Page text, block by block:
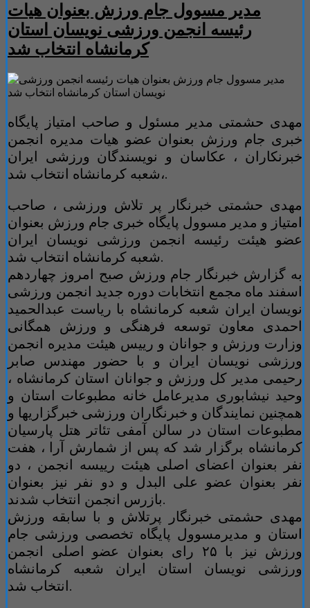
مدیر مسوول جام ورزش بعنوان هیات
رئیسه انجمن ورزشی نویسان استان
کرمانشاه انتخاب شد
مهدی حشمتی مدیر مسئول و صاحب امتیاز پایگاه
خبری جام ورزش بعنوان عضو هیات مدیره انجمن
خبرنکاران ، عکاسان و نویسندگان ورزشی ایران
،شعبه کرمانشاه انتخاب شد.
مهدی حشمتی خبرنگار پر تلاش ورزشی ، صاحب
امتیاز و مدیر مسوول پایگاه خبری جام ورزش بعنوان
عضو هیئت رئیسه انجمن ورزشی نویسان ایران
شعبه کرمانشاه انتخاب شد.
به گزارش خبرنگار جام ورزش صبح امروز چهاردهم
اسفند ماه مجمع انتخابات دوره جدید انجمن ورزشی
نویسان ایران شعبه کرمانشاه با ریاست عبدالحمید
احمدی معاون توسعه فرهنگی و ورزش همگانی
وزارت ورزش و جوانان و رییس هیئت مدیره انجمن
ورزشی نویسان ایران و با حضور مهندس صابر
رحیمی مدیر کل ورزش و جوانان استان کرمانشاه ،
وحید نیشابوری مدیرعامل خانه مطبوعات استان و
همچنین نمایندگان و خبرنگاران ورزشی خبرگزاریها و
مطبوعات استان در سالن آمفی تئاتر هتل پارسیان
کرمانشاه برگزار شد که پس از شمارش آرا ، هفت
نفر بعنوان اعضای اصلی هیئت رییسه انجمن ، دو
نفر بعنوان عضو علی البدل و دو نفر نیز بعنوان
بازرس انجمن انتخاب شدند.
مهدی حشمتی خبرنگار پرتلاش و با سابقه ورزش
استان و مدیرمسوول پایگاه تخصصی ورزشی جام
ورزش نیز با ۲۵ رای بعنوان عضو اصلی انجمن
ورزشی نویسان استان ایران شعبه کرمانشاه
انتخاب شد.